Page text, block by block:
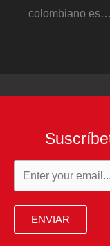
colombiano es…
ENVIAR